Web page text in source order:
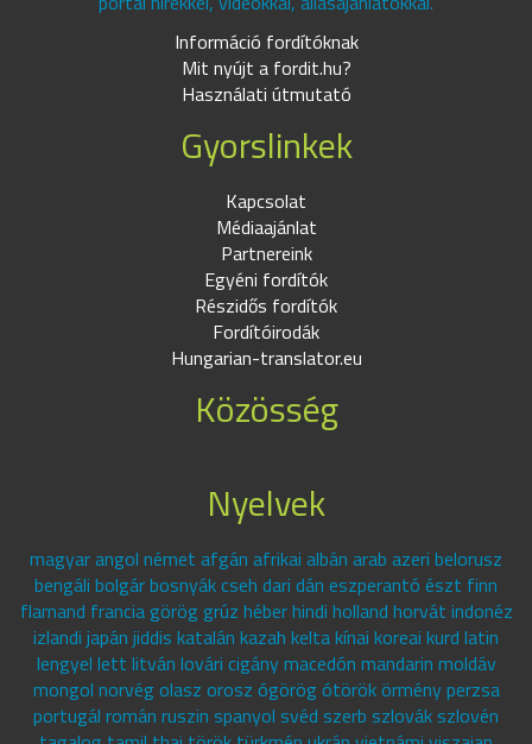
Információ fordítóknak
Mit nyújt a fordit.hu?
Használati útmutató
Gyorslinkek
Kapcsolat
Médiaajánlat
Partnereink
Egyéni fordítók
Részidős fordítók
Fordítóirodák
Hungarian-translator.eu
Közösség
Nyelvek
magyar angol német afgán afrikai albán arab azeri belorusz
bengáli bolgár bosnyák cseh dari dán eszperantó észt finn
flamand francia görög grúz héber hindi holland horvát indonéz
izlandi japán jiddis katalán kazah kelta kínai koreai kurd latin
lengyel lett litván lovári cigány macedón mandarin moldáv
mongol norvég olasz orosz ógörög ótörök örmény perzsa
portugál román ruszin spanyol svéd szerb szlovák szlovén